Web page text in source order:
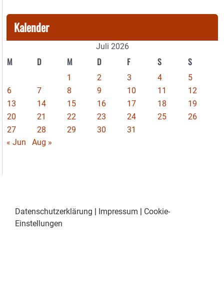
Kalender
Juli 2026
M D M D F S S
1 2 3 4
5
6
7 8 9 10 11
12
13
14 15 16 17 18
19
20
21 22 23 24 25
26
27
28 29 30
31
« Jun
Aug »
Datenschutzerklärung | Impressum | Cookie-
Einstellungen